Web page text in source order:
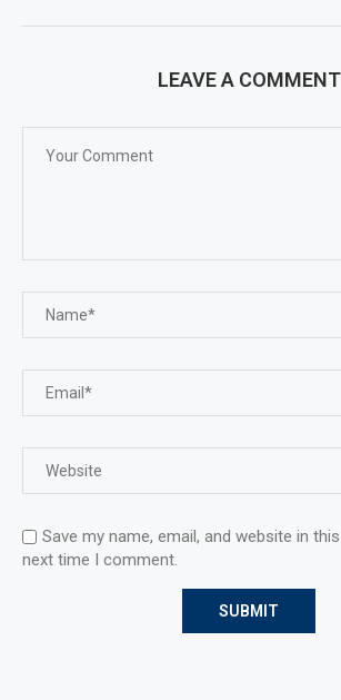
LEAVE A COMMENT
Save my name, email, and website in
next time I comment.